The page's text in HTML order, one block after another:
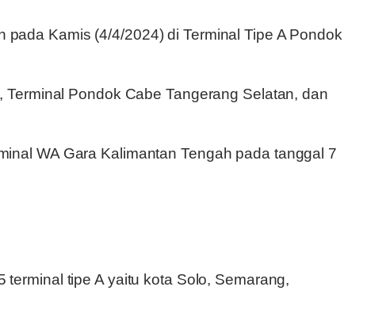
Kamis (4/4/2024) di Terminal Tipe A Pondok
Pondok Cabe Tangerang Selatan, dan
WA Gara Kalimantan Tengah pada tanggal 7
tipe A yaitu kota Solo, Semarang,